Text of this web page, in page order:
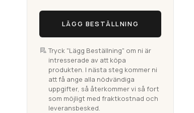
LÄGG BESTÄLLNING
Tryck "Lägg Beställning" om ni är
intresserade av att köpa
produkten. I nästa steg kommer ni
att få ange alla nödvändiga
uppgifter, så återkommer vi så fort
som möjligt med fraktkostnad och
leveransbesked.